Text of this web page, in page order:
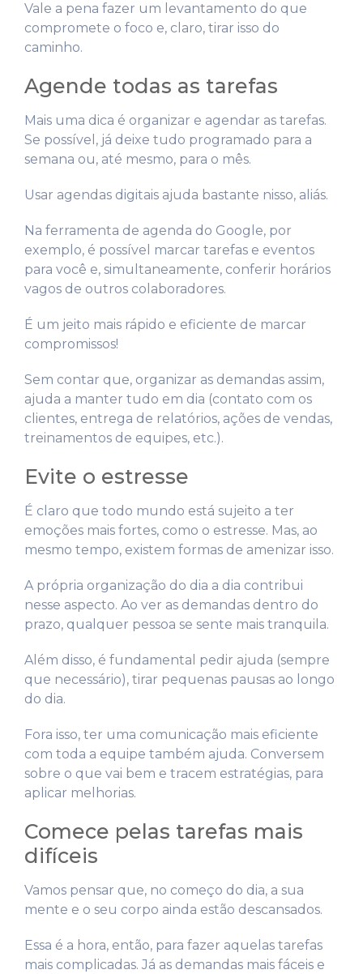
Vale a pena fazer um levantamento do que
compromete o foco e, claro, tirar isso do
caminho.
Agende todas as tarefas
Mais uma dica é organizar e agendar as tarefas.
Se possível, já deixe tudo programado para a
semana ou, até mesmo, para o mês.
Usar agendas digitais ajuda bastante nisso, aliás.
Na ferramenta de agenda do Google, por
exemplo, é possível marcar tarefas e eventos
para você e, simultaneamente, conferir horários
vagos de outros colaboradores.
É um jeito mais rápido e eficiente de marcar
compromissos!
Sem contar que, organizar as demandas assim,
ajuda a manter tudo em dia (contato com os
clientes, entrega de relatórios, ações de vendas,
treinamentos de equipes, etc.).
Evite o estresse
É claro que todo mundo está sujeito a ter
emoções mais fortes, como o estresse. Mas, ao
mesmo tempo, existem formas de amenizar isso.
A própria organização do dia a dia contribui
nesse aspecto. Ao ver as demandas dentro do
prazo, qualquer pessoa se sente mais tranquila.
Além disso, é fundamental pedir ajuda (sempre
que necessário), tirar pequenas pausas ao longo
do dia.
Fora isso, ter uma comunicação mais eficiente
com toda a equipe também ajuda. Conversem
sobre o que vai bem e tracem estratégias, para
aplicar melhorias.
Comece pelas tarefas mais
difíceis
Vamos pensar que, no começo do dia, a sua
mente e o seu corpo ainda estão descansados.
Essa é a hora, então, para fazer aquelas tarefas
mais complicadas. Já as demandas mais fáceis e